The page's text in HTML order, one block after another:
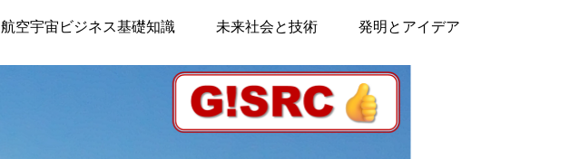
航空宇宙ビジネス基礎知識 未来社会と技術 発明とアイデア